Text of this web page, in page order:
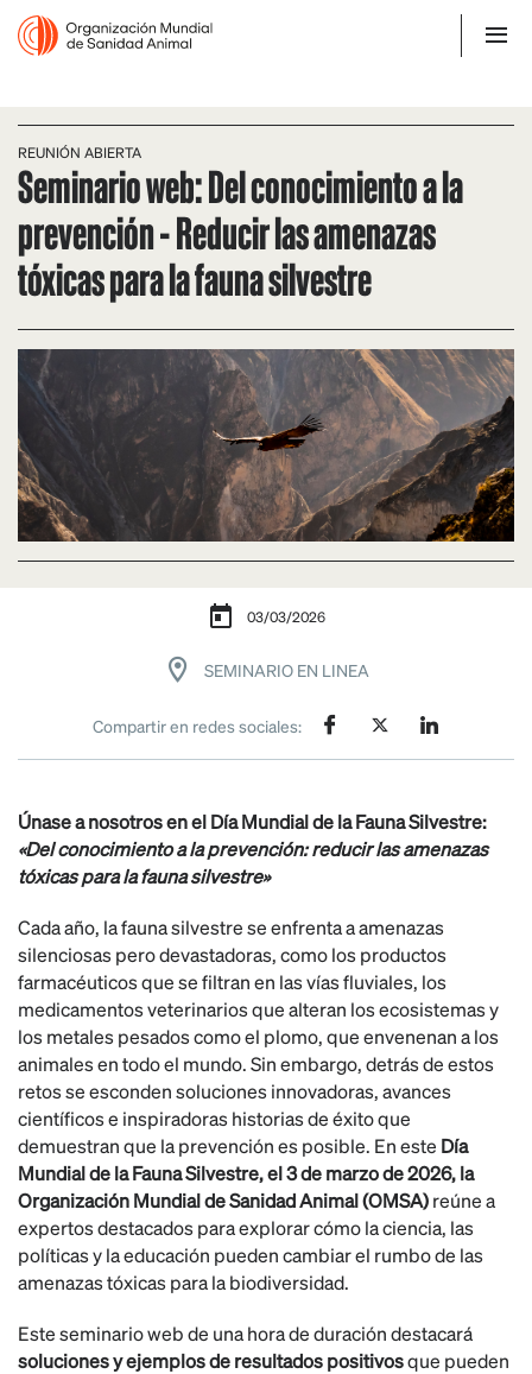
REUNIÓN ABIERTA
Seminario web: Del conocimiento a la
prevención - Reducir las amenazas
tóxicas para la fauna silvestre
03/03/2026
SEMINARIO EN LINEA
Compartir en redes sociales:
Únase a nosotros en el Día Mundial de la Fauna Silvestre:
«Del conocimiento a la prevención: reducir las amenazas
tóxicas para la fauna silvestre»
Cada año, la fauna silvestre se enfrenta a amenazas
silenciosas pero devastadoras, como los productos
farmacéuticos que se filtran en las vías fluviales, los
medicamentos veterinarios que alteran los ecosistemas y
los metales pesados como el plomo, que envenenan a los
animales en todo el mundo. Sin embargo, detrás de estos
retos se esconden soluciones innovadoras, avances
científicos e inspiradoras historias de éxito que
demuestran que la prevención es posible. En este Día
Mundial de la Fauna Silvestre, el 3 de marzo de 2026, la
Organización Mundial de Sanidad Animal (OMSA)reúne a
expertos destacados para explorar cómo la ciencia, las
políticas y la educación pueden cambiar el rumbo de las
amenazas tóxicas para la biodiversidad.
Este seminario web de una hora de duración destacará
soluciones y ejemplos de resultados positivosque pueden